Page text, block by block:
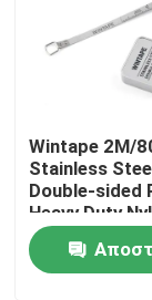
Σπίτι
Προϊόντα
Wintape 2M/
Stainless
Double-sided
Heavy Duty
Coated Silver
Tape Μέτρος